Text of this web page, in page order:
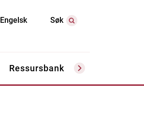
Engelsk Søk
Ressursbank